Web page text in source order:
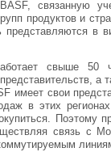
связанную
продуктов и
в
свыше 50
имеет свои
в этих
Поэтому
связь с